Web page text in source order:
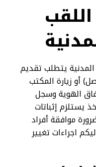
يتطلب تقديم
أو زيارة المكتب
(203). يجب إرفاق الهوية وسجل
يستلزم إثباتات
موافقة أفراد
18 عاماً. وإليكم اجراءات تغيير